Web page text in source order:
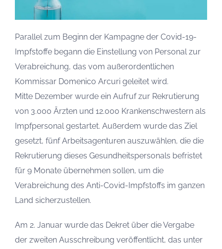
Parallel zum Beginn der Kampagne der Covid-19-
Impfstoffe begann die Einstellung von Personal zur
Verabreichung, das vom außerordentlichen
Kommissar Domenico Arcuri geleitet wird.
Mitte Dezember wurde ein Aufruf zur Rekrutierung
von 3.000 Ärzten und 12.000 Krankenschwestern als
Impfpersonal gestartet. Außerdem wurde das Ziel
gesetzt, fünf Arbeitsagenturen auszuwählen, die die
Rekrutierung dieses Gesundheitspersonals befristet
für 9 Monate übernehmen sollen, um die
Verabreichung des Anti-Covid-Impfstoffs im ganzen
Land sicherzustellen.
Am 2. Januar wurde das Dekret über die Vergabe
der zweiten Ausschreibung veröffentlicht, das unter